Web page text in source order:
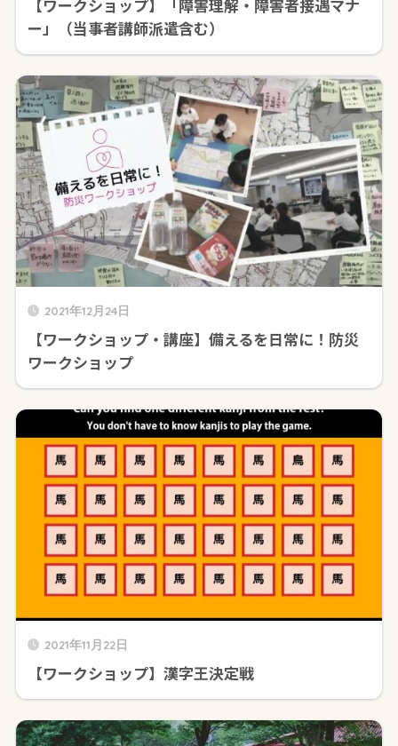
【ワークショップ】「障害理解・障害者接遇マナ
ー」（当事者講師派遣含む）
2021年12月24日
【ワークショップ・講座】備えるを日常に！防災
ワークショップ
2021年11月22日
【ワークショップ】漢字王決定戦